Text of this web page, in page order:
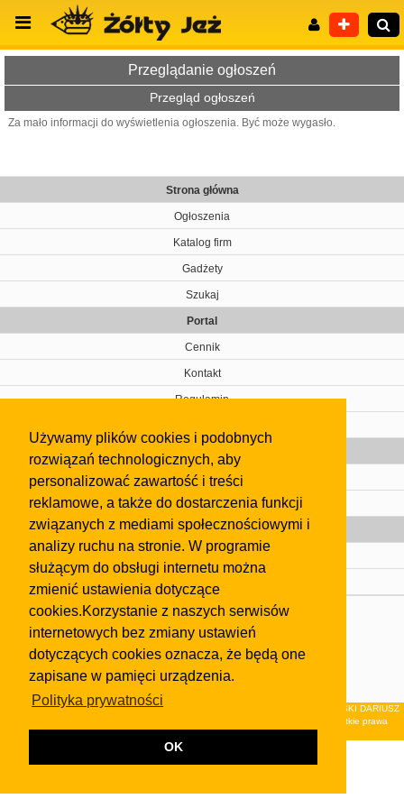
Używamy plików cookies i podobnych
rozwiązań technologicznych, aby
personalizować zawartość i treści
reklamowe, a także do dostarczenia funkcji
związanych z mediami społecznościowymi i
analizy ruchu na stronie. W programie
służącym do obsługi internetu można
zmienić ustawienia dotyczące
cookies.Korzystanie z naszych serwisów
internetowych bez zmiany ustawień
dotyczących cookies oznacza, że będą one
zapisane w pamięci urządzenia.
Polityka prywatności
OK
Przeglądanie ogłoszeń
Przegląd ogłoszeń
Za mało informacji do wyświetlenia ogłoszenia. Być może wygasło.
Strona główna
Ogłoszenia
Katalog firm
Gadżety
Szukaj
Portal
Cennik
Kontakt
Regulamin
Gazeta
Olkusz
Kontakt
Strefa dla biznesu
Biura nieruchomości
Dealerzy i autokomisy
Skontaktuj się z nami
regulaminuiPolityki Prywatności.
Klauzula FB
© 2026Wydawnictwo NEON sp. z o.o. (dawniej: FIRMA NEON MAREK KLUCZEWSKI DARIUSZ
KRAWCZYK s.c.) z siedzibą w Olkuszu, ul.Żuradzka 15, 32-300 Olkusz . Wszystkie prawa